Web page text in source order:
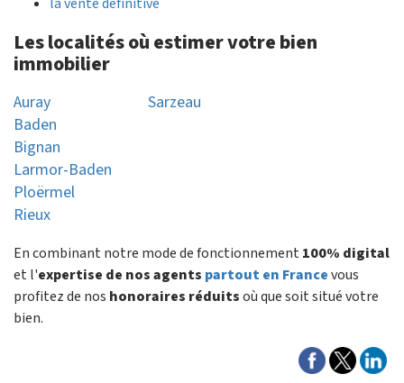
Les localités où estimer votre bien
immobilier
Auray
Baden
Bignan
Larmor-Baden
Ploërmel
Rieux
Sarzeau
En combinant notre mode de fonctionnement 100% digital
et l'expertise de nos agents partout en Francevous
profitez de nos honoraires réduitsoù que soit situé votre
bien.